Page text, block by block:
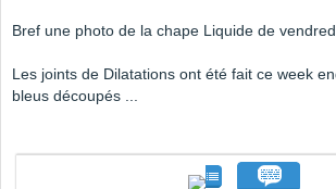
Bref une photo de la chape Liquide de
Les joints de Dilatations ont été fait ce week
bleus découpés ...